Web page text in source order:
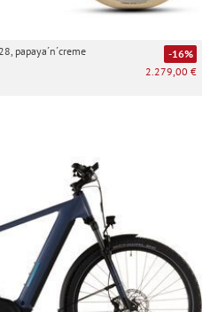
papaya´n´creme
-16%
2.279,00 €